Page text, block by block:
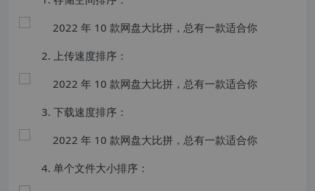
2. 上传速度排序：
3. 下载速度排序：
4. 单个文件大小排序：